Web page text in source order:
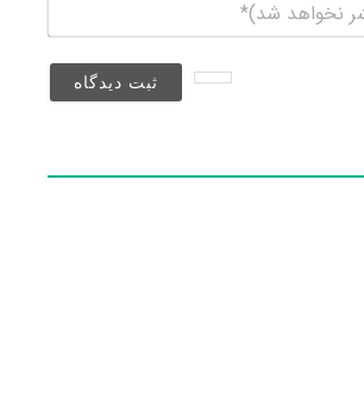
(منتشر